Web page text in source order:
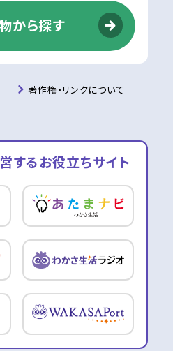
から探す
著作権・リンクについて
するお役立ちサイト